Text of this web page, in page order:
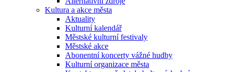
Kultura a akce města
Aktuality
Kulturní kalendář
Městské kulturní festivaly
Městské akce
Abonentní koncerty vážné hudby
Kulturní organizace města